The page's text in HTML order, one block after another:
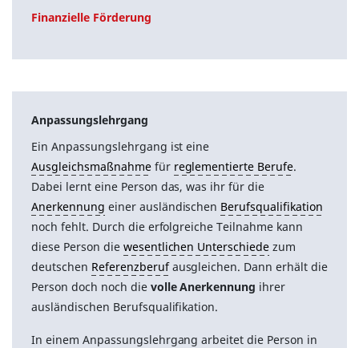
Finanzielle Förderung
Anpassungslehrgang
Ein Anpassungslehrgang ist eine
Ausgleichsmaßnahmefür reglementierte Berufe.
Dabei lernt eine Person das, was ihr für die
Anerkennung einer ausländischen Berufsqualifikation
noch fehlt. Durch die erfolgreiche Teilnahme kann
diese Person die wesentlichen Unterschiede zum
deutschen Referenzberufausgleichen. Dann erhält die
Person doch noch die volle Anerkennung ihrer
ausländischen Berufsqualifikation.
In einem Anpassungslehrgang arbeitet die Person in